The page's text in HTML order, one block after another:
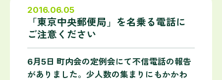
2016.06.05
「東京中央郵便局」を名乗る電話に
ご注意ください
6月5日 町内会の定例会にて不信電話の報告
がありました。少人数の集まりにもかかわ